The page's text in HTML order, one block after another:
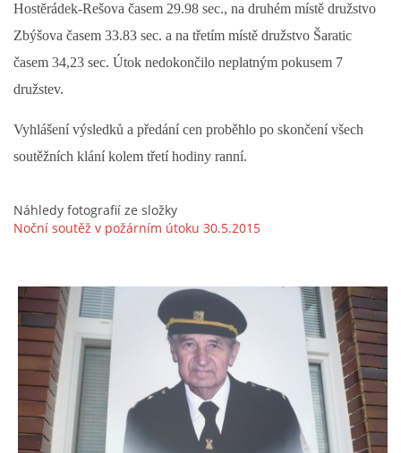
Hostěrádek-Rešova časem 29.98 sec., na druhém místě družstvo
Zbýšova časem 33.83 sec. a na třetím místě družstvo Šaratic
časem 34,23 sec. Útok nedokončilo neplatným pokusem 7
družstev.
Vyhlášení výsledků a předání cen proběhlo po skončení všech
soutěžních klání kolem třetí hodiny ranní.
Náhledy fotografií ze složky
Noční soutěž v požárním útoku 30.5.2015